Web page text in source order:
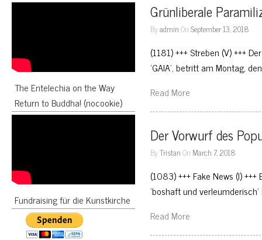
The Entelechia on the Way
Return to Buddha! (nocookie)
Fundraising für die Kunstkirche
Grünliberale
ByadminOnSeptember 13, 2018
(1181) +++ Streben (V) +++
‘GAIA’, betritt am Montag,
Read More
Der Vorwurf des
ByTristanOn March 7, 2018
(1083) +++ Fake News (I)
‘boshaft und
Read More